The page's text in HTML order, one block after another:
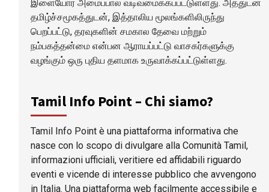
இளையோர் அமைப்பால் வடிவமைக்கப்பட்டுள்ளது. அத்துடன்
தமிழ்ச்சமூகத்துடன், இத்தாலிய மூலங்களிலிருந்து
பெறப்பட்டு, தரவுகளின் சமகால தேவை மற்றும்
நம்பகத்தன்மை என்பன ஆராயப்பட்டு வாசகர்களுக்கு
வழங்கும் ஒரு புதிய தளமாக உருவாக்கப்பட்டுள்ளது.
Tamil Info Point – Chi siamo?
Tamil Info Point è una piattaforma informativa che
nasce con lo scopo di divulgare alla Comunità Tamil,
informazioni ufficiali, veritiere ed affidabili riguardo
eventi e vicende di interesse pubblico che avvengono
in Italia. Una piattaforma web facilmente accessibile e